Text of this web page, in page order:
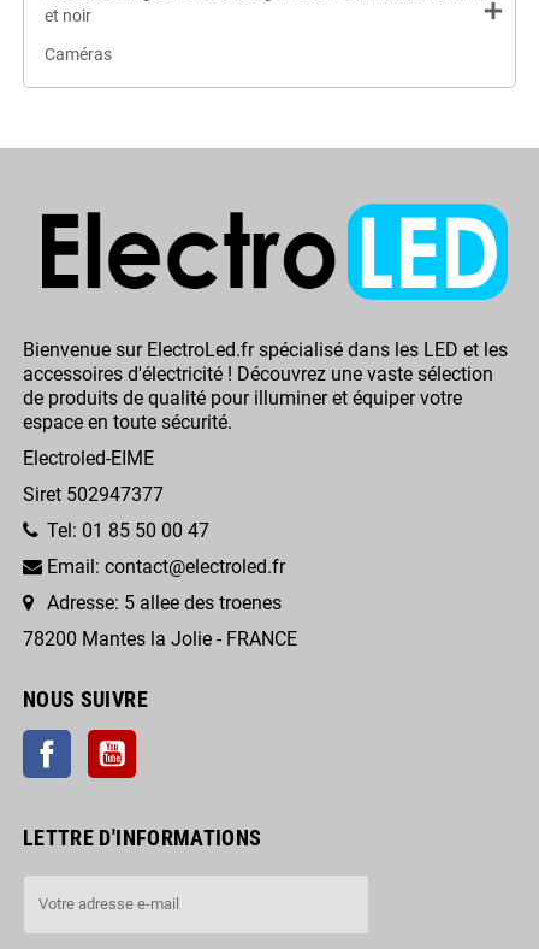
et noir
add
Caméras
Bienvenue sur ElectroLed.fr spécialisé dans les LED et les
accessoires d'électricité ! Découvrez une vaste sélection
de produits de qualité pour illuminer et équiper votre
espace en toute sécurité.
Electroled-EIME
Siret 502947377
Tel: 01 85 50 00 47
Email: contact@electroled.fr
Adresse: 5 allee des troenes
78200 Mantes la Jolie - FRANCE
NOUS SUIVRE
FacebookYouTube
LETTRE D'INFORMATIONS